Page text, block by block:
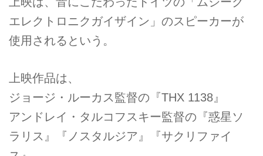
エレクトロニクガイザイン」のスピーカーが
使用されるという。
上映作品は、
ジョージ・ルーカス監督の『THX 1138』
アンドレイ・タルコフスキー監督の『惑星ソ
ラリス』『ノスタルジア』『サクリファイ